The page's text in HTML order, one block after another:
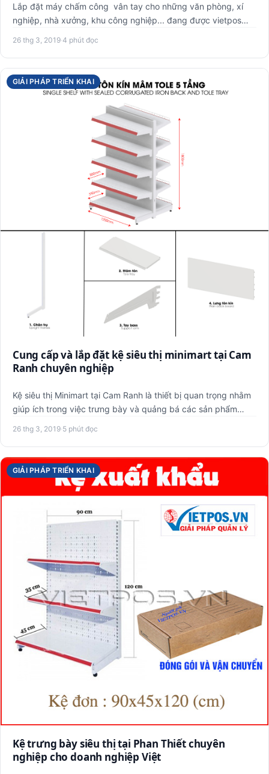
Lắp đặt máy chấm công vân tay cho những văn phòng, xí
nghiệp, nhà xưởng, khu công nghiệp... đang được vietpos
26 thg 3, 2019·4 phút đọc
GIẢI PHÁP TRIỂN KHAI
Cung cấp và lắp đặt kệ siêu thị minimart tại Cam
Ranh chuyên nghiệp
Kệ siêu thị Minimart tại Cam Ranh là thiết bị quan trọng nhằm
giúp ích trong việc trưng bày và quảng bá các sản phẩm
26 thg 3, 2019·5 phút đọc
GIẢI PHÁP TRIỂN KHAI
Kệ trưng bày siêu thị tại Phan Thiết chuyên
nghiệp cho doanh nghiệp Việt